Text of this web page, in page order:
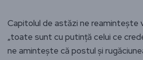
Capitolul de astăzi ne reamintește
„toate sunt cu putință celui ce
ne amintește că postul și